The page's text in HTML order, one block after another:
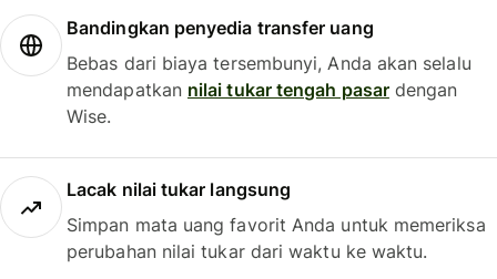
Bandingkan penyedia transfer uang
Bebas dari biaya tersembunyi, Anda akan selalu
mendapatkan nilai tukar tengah pasardengan
Wise.
Lacak nilai tukar langsung
Simpan mata uang favorit Anda untuk memeriksa
perubahan nilai tukar dari waktu ke waktu.